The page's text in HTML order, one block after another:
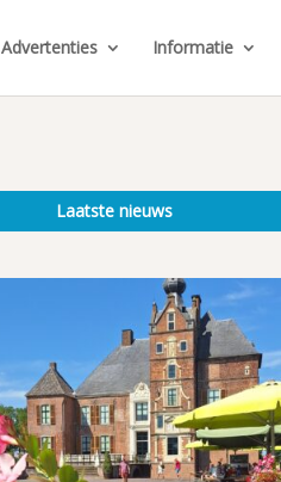
Advertenties Informatie
Laatste nieuws